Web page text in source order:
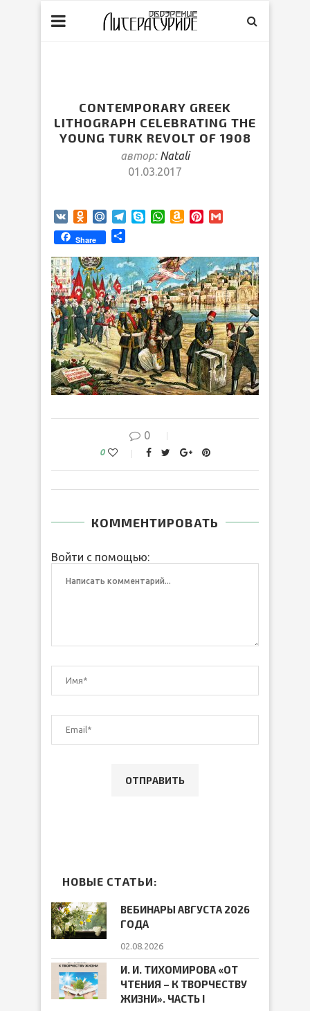
CONTEMPORARY GREEK
LITHOGRAPH CELEBRATING THE
YOUNG TURK REVOLT OF 1908
автор: Natali
01.03.2017
VK Odnoklassniki
Mail.RuTelegram
SkypeWhatsApp
AmazonPinterest
Share
0
0
КОММЕНТИРОВАТЬ
Войти с помощью:
НОВЫЕ СТАТЬИ:
ВЕБИНАРЫ АВГУСТА 2026
ГОДА
02.08.2026
И. И. ТИХОМИРОВА «ОТ
ЧТЕНИЯ – К ТВОРЧЕСТВУ
ЖИЗНИ». ЧАСТЬ I